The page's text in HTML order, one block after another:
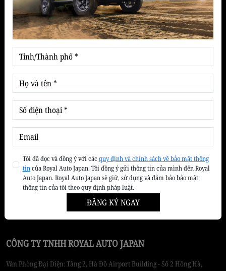
Hatchback
Xe thương mại
SUV
Tin tức & Khuyến mãi
Cẩm nang chăm sóc xe
Thị trường xe
Tin Suzuki
Ưu đãi - Khuyến mãi
Giới thiệu
Về ROYAL AUTO JAPAN
CÔNG TY TNHH ROYAL AUTO JAPAN
Văn Phòng Đại Diện: Tầng 2, Hà Đô Airport Building - Số 2 Hồng Hà,
Tôi đã đọc và đồng ý với các quy định và chính sách về bảo mật thông
tincủa Royal Auto Japan. Tôi đồng ý gửi thông tin của mình đến Royal
Auto Japan. Royal Auto Japan sẽ giữ, sử dụng và đảm bảo bảo mật
thông tin của tôi theo quy định pháp luật.
ĐĂNG KÝ NGAY